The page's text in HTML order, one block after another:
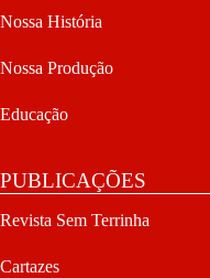
Nossa História
Nossa Produção
Educação
PUBLICAÇÕES
Revista Sem Terrinha
Cartazes